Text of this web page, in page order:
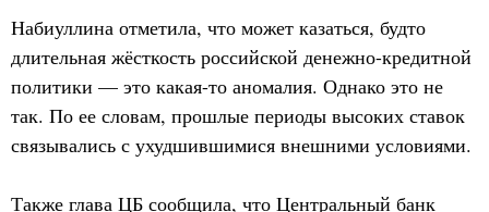
Набиуллина отметила, что может казаться, будто
длительная жёсткость российской денежно-кредитной
политики — это какая-то аномалия. Однако это не
так. По ее словам, прошлые периоды высоких ставок
связывались с ухудшившимися внешними условиями.
Также глава ЦБ сообщила, что Центральный банк